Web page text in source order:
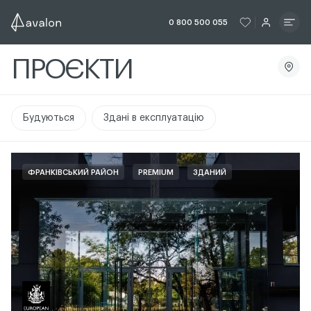
0 800 500 055 ЧИТАТИ ІСТОРІЮ
ЧИТАТИ
ПРОЄКТИ
Будуються Здані в експлуатацію
ФРАНКІВСЬКИЙ РАЙОН PREMIUM ЗДАНИЙ